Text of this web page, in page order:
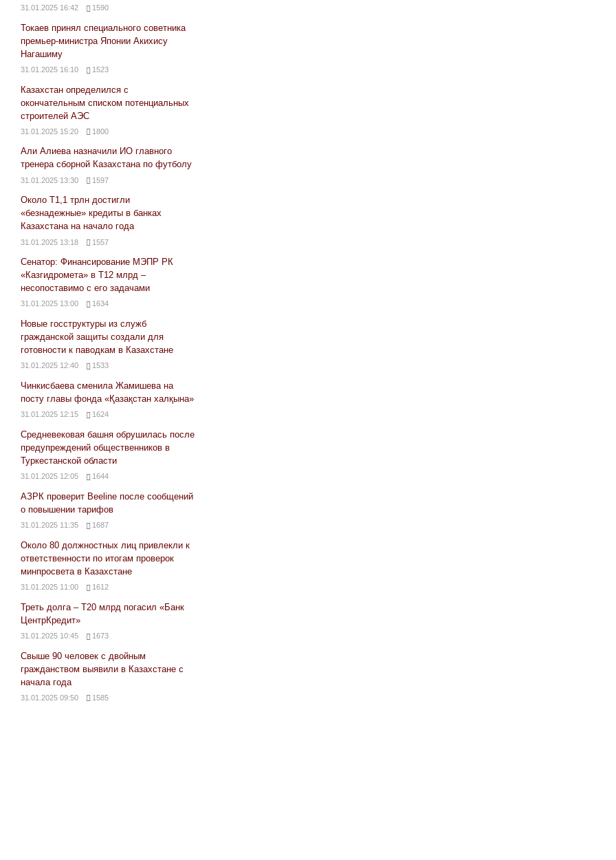
31.01.2025 16:42 1590
Токаев принял специального советника
премьер-министра Японии Акихису
Нагашиму
31.01.2025 16:10 1523
Казахстан определился с
окончательным списком потенциальных
строителей АЭС
31.01.2025 15:20 1800
Али Алиева назначили ИО главного
тренера сборной Казахстана по футболу
31.01.2025 13:30 1597
Около Т1,1 трлн достигли
«безнадежные» кредиты в банках
Казахстана на начало года
31.01.2025 13:18 1557
Сенатор: Финансирование МЭПР РК
«Казгидромета» в Т12 млрд –
несопоставимо с его задачами
31.01.2025 13:00 1634
Новые госструктуры из служб
гражданской защиты создали для
готовности к паводкам в Казахстане
31.01.2025 12:40 1533
Чинкисбаева сменила Жамишева на
посту главы фонда «Қазақстан халқына»
31.01.2025 12:15 1624
Средневековая башня обрушилась после
предупреждений общественников в
Туркестанской области
31.01.2025 12:05 1644
АЗРК проверит Beeline после сообщений
о повышении тарифов
31.01.2025 11:35 1687
Около 80 должностных лиц привлекли к
ответственности по итогам проверок
минпросвета в Казахстане
31.01.2025 11:00 1612
Треть долга – Т20 млрд погасил «Банк
ЦентрКредит»
31.01.2025 10:45 1673
Свыше 90 человек с двойным
гражданством выявили в Казахстане с
начала года
31.01.2025 09:50 1585